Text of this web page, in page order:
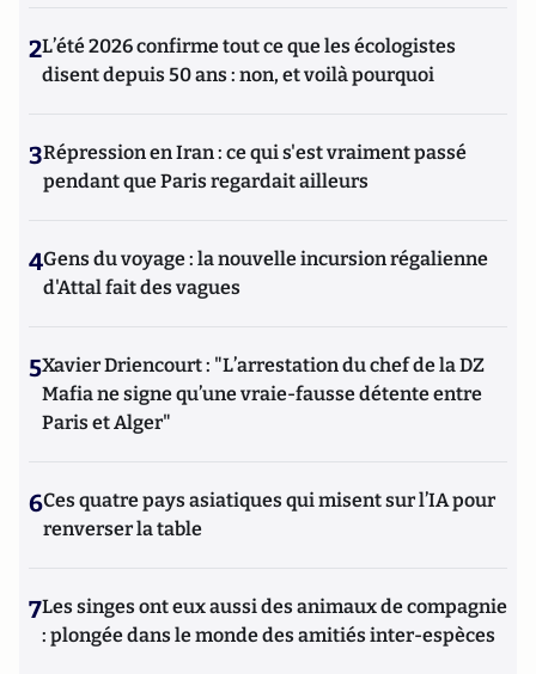
2L’été 2026 confirme tout ce que les écologistes
disent depuis 50 ans : non, et voilà pourquoi
3Répression en Iran : ce qui s'est vraiment passé
pendant que Paris regardait ailleurs
4Gens du voyage : la nouvelle incursion régalienne
d'Attal fait des vagues
5Xavier Driencourt : "L’arrestation du chef de la DZ
Mafia ne signe qu’une vraie-fausse détente entre
Paris et Alger"
6Ces quatre pays asiatiques qui misent sur l’IA pour
renverser la table
7Les singes ont eux aussi des animaux de compagnie
: plongée dans le monde des amitiés inter-espèces